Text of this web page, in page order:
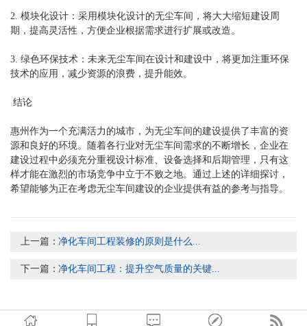
2. 模块化设计：采用模块化设计的无尘车间，将大大缩短建设周
期，提高灵活性，方便企业根据需求进行扩展或改造。
3. 绿色环保技术：未来无尘车间在设计和建设中，将更加注重环保
技术的应用，减少资源的浪费，提升能效。
结论
惠州作为一个充满活力的城市，为无尘车间的建设提供了丰富的资
源和良好的环境。随着各行业对无尘车间 需求的不断增长，企业在
建设过程中必须充分重视设计标准、设备选择和后期管理，只有这
样才能在激烈的市场竞争中立于不败之地。通过上述的详细探讨，
希望能够为正在考虑无尘车间建设的企业提供有益的参考与指导。
上一篇：净化车间工程装修的原则是什么...
下一篇：净化车间工程：提升空气质量的关键...